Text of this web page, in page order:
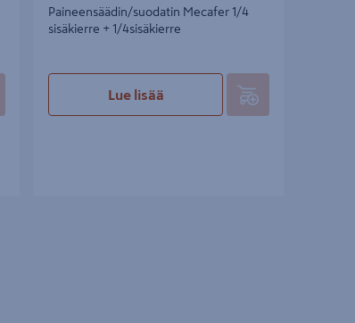
Paineensäädin/suodatin Mecafer 1/4
sisäkierre + 1/4sisäkierre
Lue lisää